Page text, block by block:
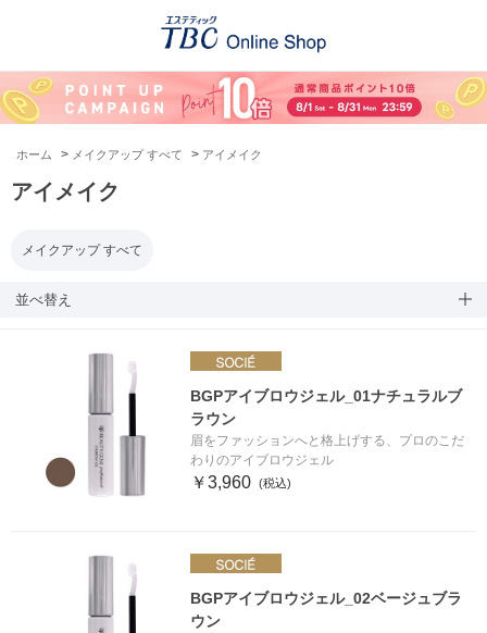
アイメイク
メイクアップ すべて
並べ替え
BGPアイブロウジェル_01ナチュラルブ
ラウン
眉をファッションへと格上げする、プロのこだ
わりのアイブロウジェル
￥3,960
BGPアイブロウジェル_02ベージュブラ
ウン
ホーム > メイクアップ すべて > アイメイク